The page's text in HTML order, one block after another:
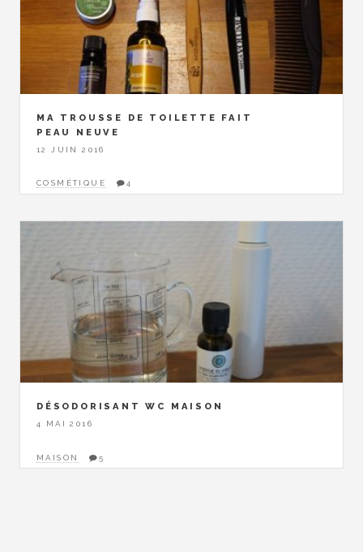
MA TROUSSE DE TOILETTE FAIT
PEAU NEUVE
12 JUIN 2016
COSMÉTIQUE 4
DÉSODORISANT WC MAISON
4 MAI 2016
MAISON 5